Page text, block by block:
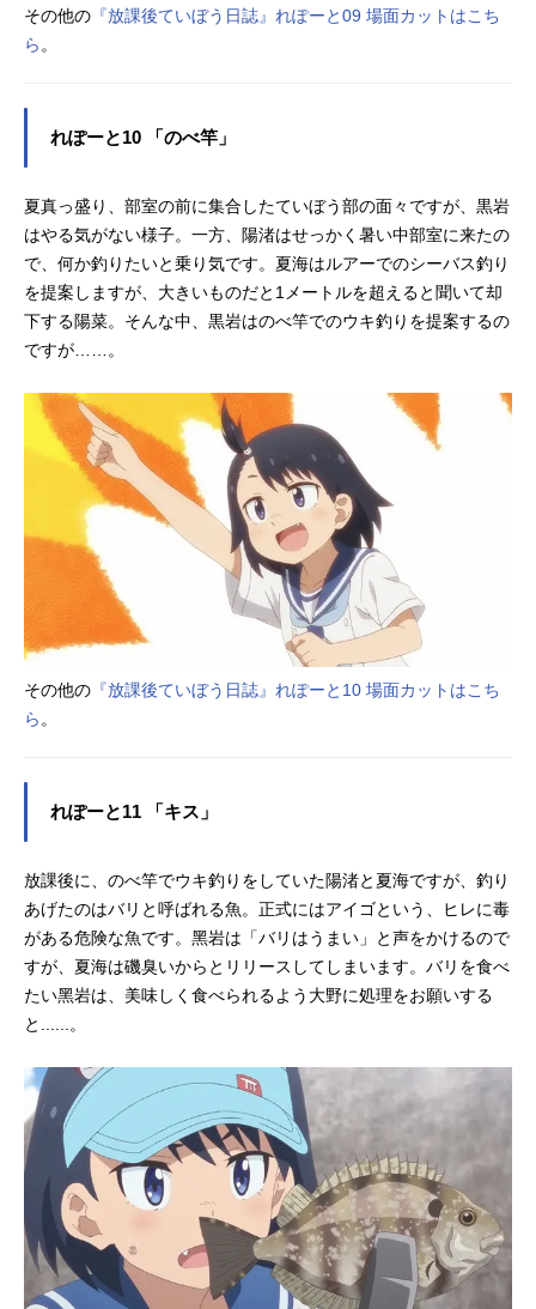
その他の 『放課後ていぼう日誌』れぽーと09 場面カットはこち
ら 。
れぽーと10 「のべ竿」
夏真っ盛り、部室の前に集合したていぼう部の面々ですが、黒岩
はやる気がない様子。一方、陽渚はせっかく暑い中部室に来たの
で、何か釣りたいと乗り気です。夏海はルアーでのシーバス釣り
を提案しますが、大きいものだと1メートルを超えると聞いて却
下する陽菜。そんな中、黒岩はのべ竿でのウキ釣りを提案するの
ですが……。
その他の 『放課後ていぼう日誌』れぽーと10 場面カットはこち
ら 。
れぽーと11 「キス」
放課後に、のべ竿でウキ釣りをしていた陽渚と夏海ですが、釣り
あげたのはバリと呼ばれる魚。正式にはアイゴという、ヒレに毒
がある危険な魚です。黑岩は「バリはうまい」と声をかけるので
すが、夏海は磯臭いからとリリースしてしまいます。バリを食べ
たい黑岩は、美味しく食べられるよう大野に処理をお願いする
と......。